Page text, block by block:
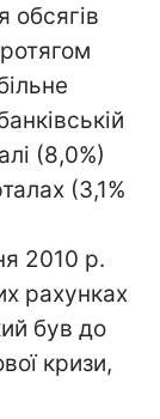
обсягів
(8,0%)
(3,1%
2010 р.
рахунках
був до
кризи,